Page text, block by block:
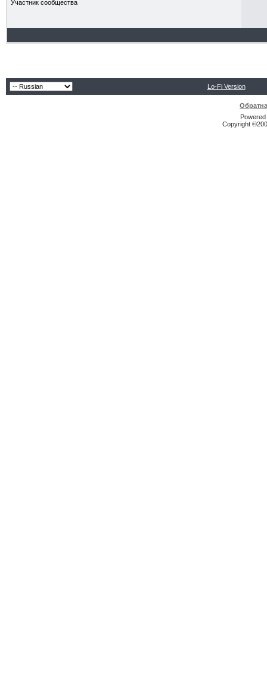
Участник сообщества
Lo-Fi Version
Copyright